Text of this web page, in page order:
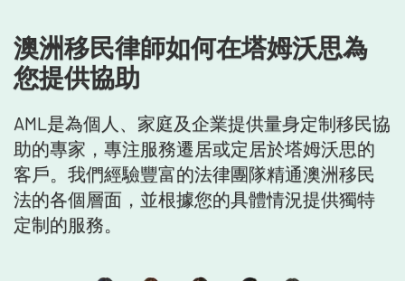
澳洲移民律師如何在塔姆沃思為
您提供協助
AML是為個人、家庭及企業提供量身定制移民協
助的專家，專注服務遷居或定居於塔姆沃思的
客戶。我們經驗豐富的法律團隊精通澳洲移民
法的各個層面，並根據您的具體情況提供獨特
定制的服務。